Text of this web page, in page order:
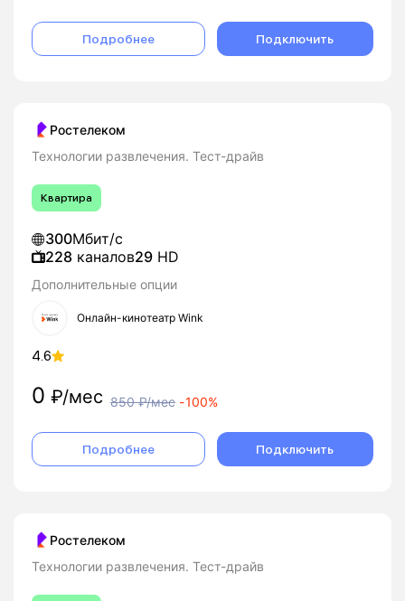
Подробнее Подключить
Ростелеком
Технологии развлечения. Тест-драйв
Квартира
300Мбит/с
228 каналов29 HD
Дополнительные опции
Онлайн-кинотеатр Wink
4.6
0 ₽/мес 850₽/мес -100%
Подробнее Подключить
Ростелеком
Технологии развлечения. Тест-драйв